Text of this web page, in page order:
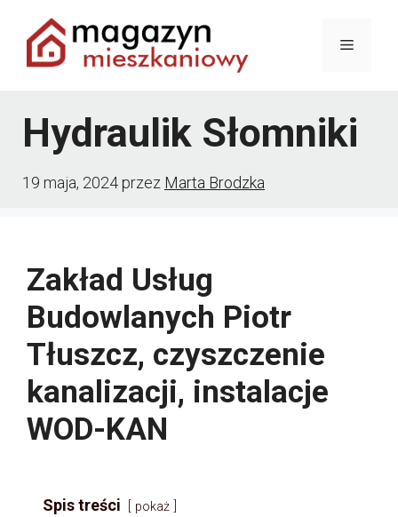
Przejdź
Menu
Hydraulik Słomniki
19 maja, 2024przez Marta Brodzka
Zakład Usług
Budowlanych Piotr
Tłuszcz, czyszczenie
kanalizacji, instalacje
WOD-KAN
Spis treści pokaż